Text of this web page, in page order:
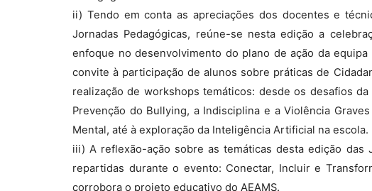
ii) Tendo em conta as apreciações dos docentes e
Jornadas Pedagógicas, reúne-se nesta edição a
enfoque no desenvolvimento do plano de ação da
convite à participação de alunos sobre práticas de
realização de workshops temáticos: desde os desafios
Prevenção do Bullying, a Indisciplina e a Violência
Mental, até à exploração da Inteligência Artificial na escola.
iii) A reflexão-ação sobre as temáticas desta edição das
repartidas durante o evento: Conectar, Incluir e
corrobora o projeto educativo do AEAMS.